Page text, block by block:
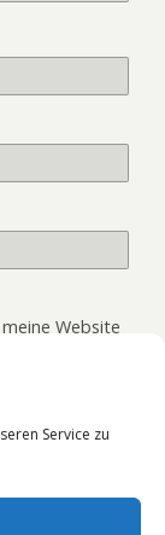
Service zu
Website